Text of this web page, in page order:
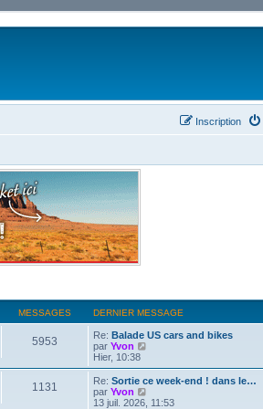
Inscription
MESSAGES DERNIER MESSAGE
5953 Re: Balade US cars and bikes
par Yvon
n
s
Hier, 10:38
1131 Re: Sortie ce week-end ! dans le…
par Yvon
o
13 juil. 2026, 11:53